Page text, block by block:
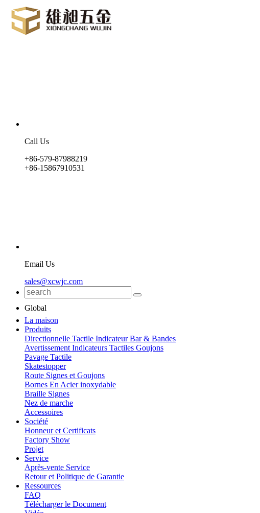
Call Us
+86-579-87988219
+86-15867910531
Email Us
sales@xcwjc.com
Global
La maison
Produits
Directionnelle Tactile Indicateur Bar & Bandes
Avertissement Indicateurs Tactiles Goujons
Pavage Tactile
Skatestopper
Route Signes et Goujons
Bornes En Acier inoxydable
Braille Signes
Nez de marche
Accessoires
Société
Honneur et Certificats
Factory Show
Projet
Service
Après-vente Service
Retour et Politique de Garantie
Ressources
FAQ
Télécharger le Document